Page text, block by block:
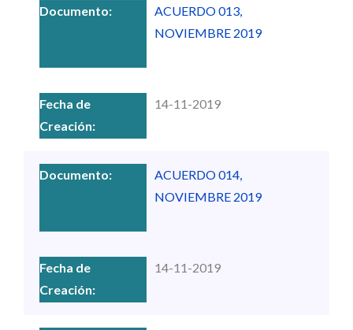
ACUERDO 013,
NOVIEMBRE 2019
14-11-2019
ACUERDO 014,
NOVIEMBRE 2019
14-11-2019